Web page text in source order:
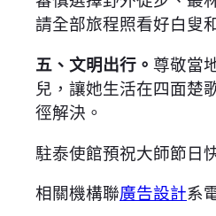
請全部旅程照看好白叟
五、文明出行。 尊敬當
兒，讓她生活在四面楚
徑解決。
駐泰使館預祝大師節日
相關機構聯廣告設計系